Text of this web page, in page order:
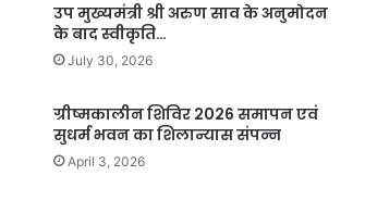
उप मुख्यमंत्री श्री अरुण साव के अनुमोदन
के बाद स्वीकृति…
July 30, 2026
ग्रीष्मकालीन शिविर 2026 समापन एवं
सुधर्म भवन का शिलान्यास संपन्न
April 3, 2026